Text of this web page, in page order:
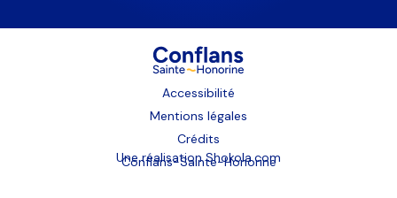
Accessibilité
Mentions légales
Crédits
Conflans-Sainte-Honorine
Une réalisationShokola.com